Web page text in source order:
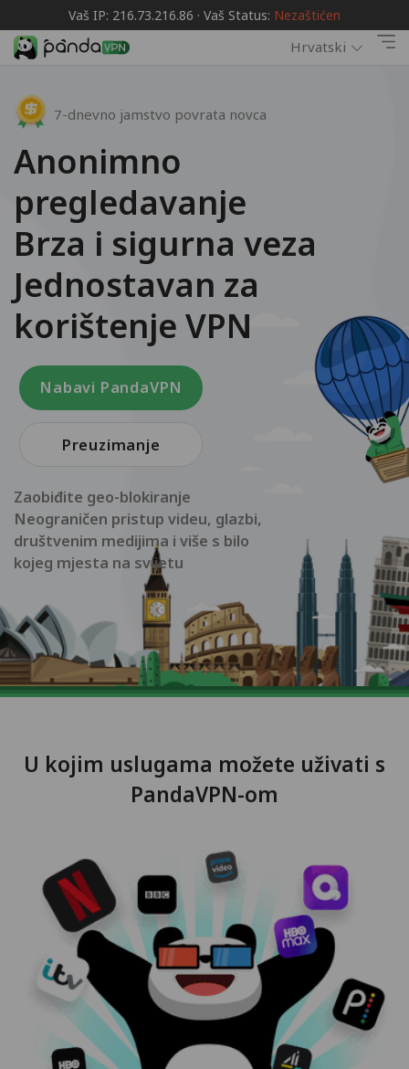
Vaš IP: 216.73.216.86 · Vaš Status: Nezaštićen
Hrvatski
7-dnevno jamstvo povrata novca
Anonimno
pregledavanje
Brza i sigurna veza
Jednostavan za
korištenje VPN
Nabavi PandaVPN
Preuzimanje
Zaobiđite geo-blokiranje
Neograničen pristup videu, glazbi,
društvenim medijima i više s bilo
kojeg mjesta na svijetu
U kojim uslugama možete uživati s
PandaVPN-om